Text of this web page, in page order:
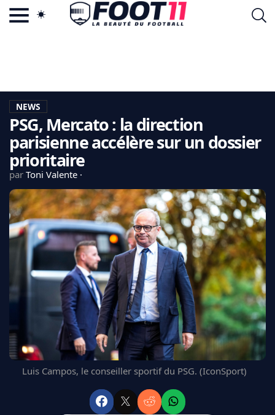
LA CHARTE
VIE PRIVÉE
CGU
CONTACTEZ-NOUS
MERCATO
CDM 2026
EDF
PSG
LIGUE 1
REAL MADRID
FC BARCELONE
MANCHESTER UNITED
CHELSEA
BAYERN
L'AVIS DE LA RÉDAC'
NEWS
PSG, Mercato : la direction
parisienne accélère sur un dossier
prioritaire
par Toni Valente
Luis Campos, le conseiller sportif du PSG. (IconSport)